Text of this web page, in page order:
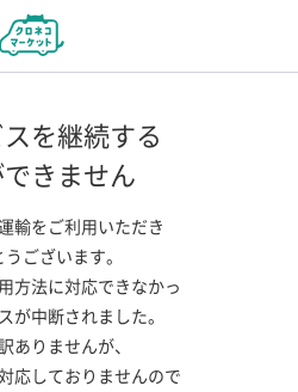
を継続する
きません
輸をご利用いただき
ございます。
方法に対応できなかっ
が中断されました。
ありませんが、
応しておりませんので